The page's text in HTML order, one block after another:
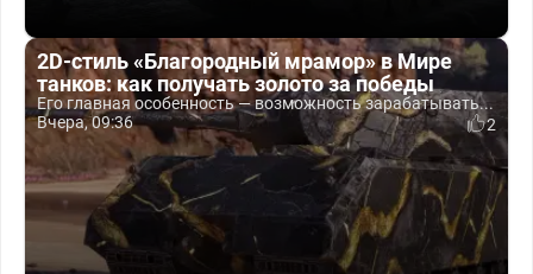
2D-стиль «Благородный мрамор» в Мире
танков: как получать золото за победы
Его главная особенность — возможность зарабатывать...
Вчера, 09:36
2